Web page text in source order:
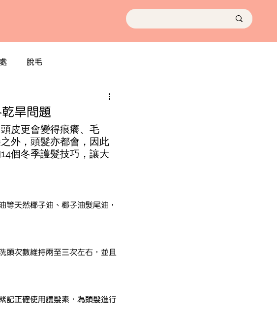
脫毛
旱問題
皮更會變得痕癢、毛
外，頭髮亦都會，因此
個冬季護髮技巧，讓大
等天然椰子油、椰子油髮尾油，
頭次數維持兩至三次左右，並且
記正確使用護髮素，為頭髮進行